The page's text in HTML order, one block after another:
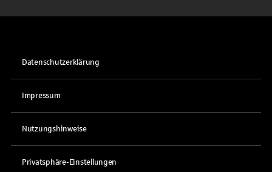
Datenschutzerklärung
Impressum
Nutzungshinweise
Privatsphäre-Einstellungen